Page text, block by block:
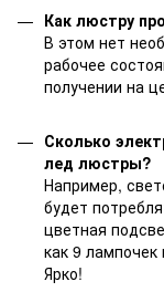
Как люстру
В этом нет
рабочее
получении на
Сколько
лед люстры?
Например,
будет
цветная
как 9 лампочек
Ярко!